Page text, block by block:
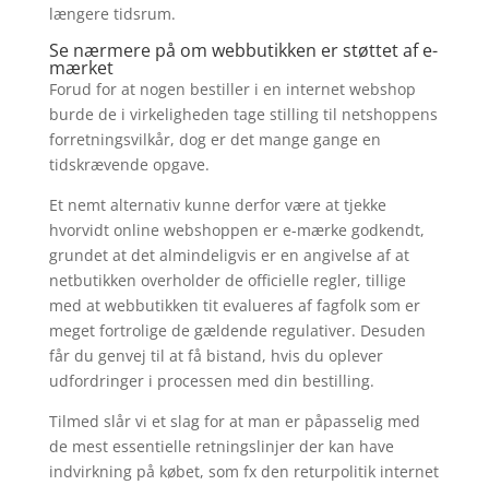
længere tidsrum.
Se nærmere på om webbutikken er støttet af e-
mærket
Forud for at nogen bestiller i en internet webshop
burde de i virkeligheden tage stilling til netshoppens
forretningsvilkår, dog er det mange gange en
tidskrævende opgave.
Et nemt alternativ kunne derfor være at tjekke
hvorvidt online webshoppen er e-mærke godkendt,
grundet at det almindeligvis er en angivelse af at
netbutikken overholder de officielle regler, tillige
med at webbutikken tit evalueres af fagfolk som er
meget fortrolige de gældende regulativer. Desuden
får du genvej til at få bistand, hvis du oplever
udfordringer i processen med din bestilling.
Tilmed slår vi et slag for at man er påpasselig med
de mest essentielle retningslinjer der kan have
indvirkning på købet, som fx den returpolitik internet